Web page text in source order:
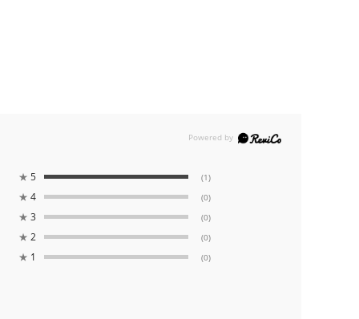
★ 5 (1)
★ 4 (0)
★ 3 (0)
★ 2 (0)
★ 1 (0)